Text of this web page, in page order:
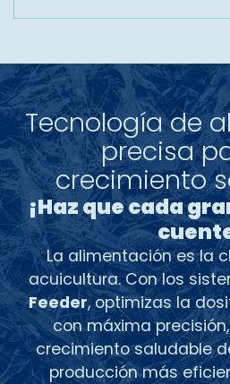
Tecnología de
precisa
crecimiento
¡Haz que cada
La alimentación es la
acuicultura. Con los
Feeder, optimizas la
con máxima
crecimiento saludable
producción más